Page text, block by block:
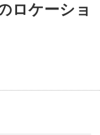
ロケーショ